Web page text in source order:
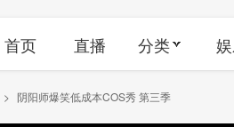
首页 直播 分类
> 阴阳师爆笑低成本COS秀 第三季